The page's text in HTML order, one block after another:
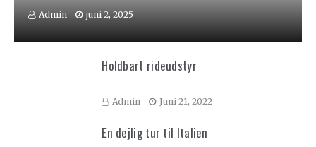
Admin juni 2, 2025
Holdbart rideudstyr
Admin Juni 21, 2022
En dejlig tur til Italien